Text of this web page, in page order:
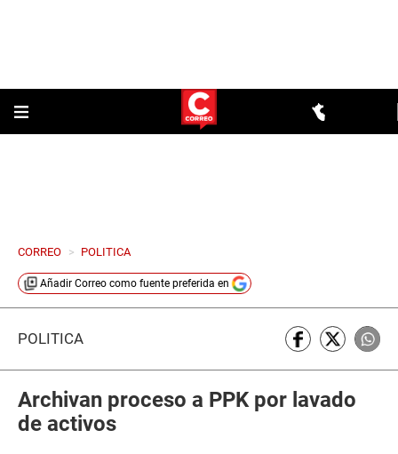
CORREO > POLITICA
Añadir Correo como fuente preferida en
POLÍTICA
Archivan proceso a PPK por lavado
de activos